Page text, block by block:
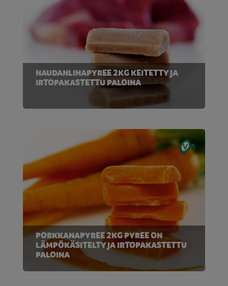
NAUDANLIHAPYREE 2KG KEITETTY JA
IRTOPAKASTETTU PALOINA
PORKKANAPYREE 2KG PYREE ON
LÄMPÖKÄSITELTY JA IRTOPAKASTETTU
PALOINA